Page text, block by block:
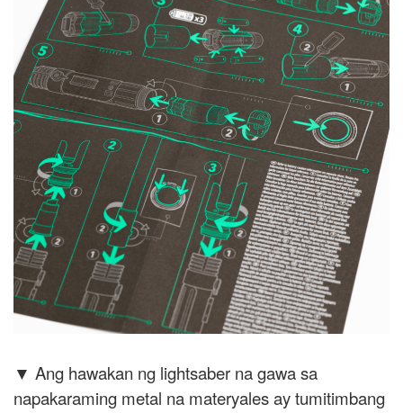
▼ Ang hawakan ng lightsaber na gawa sa
napakaraming metal na materyales ay tumitimbang